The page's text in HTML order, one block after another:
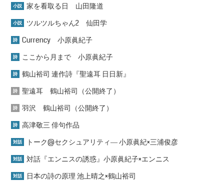
小説 家を看取る日 山田隆道
小説 ツルツルちゃん2 仙田学
詩 Currency 小原眞紀子
詩 ここから月まで 小原眞紀子
詩 鶴山裕司 連作詩『聖遠耳 日日新』
詩 聖遠耳 鶴山裕司（公開終了）
詩 羽沢 鶴山裕司（公開終了）
詩 高津敬三 俳句作品
対話 トーク@セクシュアリティ― 小原眞紀×三浦俊彦
対話 対話『エンニスの誘惑』小原眞紀子×エンニス
対話 日本の詩の原理 池上晴之×鶴山裕司